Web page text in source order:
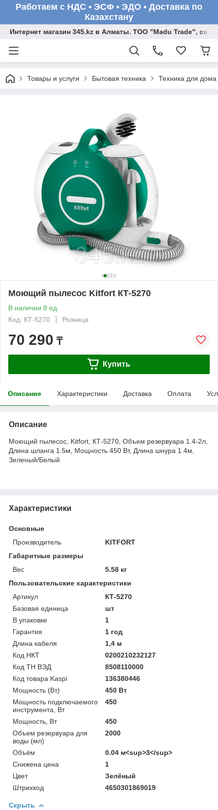
Работаем с НДС • ЭСФ • ЭДО • Доставка по
Казахстану
Интернет магазин 345.kz в Алматы. ТОО "Madu Trade",
Товары и услуги Бытовая техника Техника для дома
Моющий пылесос Kitfort КТ-5270
В наличии 8 ед.
Код: КТ-5270
Розница
70 290 ₸
Купить
Описание Характеристики Доставка Оплата
Описание
Моющий пылесос, Kitfort, КТ-5270, Объем резервуара 1.4-2л,
Длина шланга 1.5м, Мощность 450 Вт, Длина шнура 1.4м,
Зеленый/Белый
Характеристики
Основные
Производитель
KITFORT
Габаритные размеры
Вес
5.58 кг
Пользовательские характеристики
Артикул
КТ-5270
Базовая единица
шт
В упаковке
1
Гарантия
1 год
Длина кабеля
1,4 м
Код НКТ
0200210232127
Код ТН ВЭД
8508110000
Код товара Kaspi
136380446
Мощность (Bт)
450 Вт
Мощность подключаемого
инструмента, Вт
450
Мощность, Вт
450
Объем резервуара для
воды (мл)
2000
Объём
0.04 м<sup>3</sup>
Снижена цена
1
Цвет
Зелёный
Штрихкод
4650301869019
Скрыть